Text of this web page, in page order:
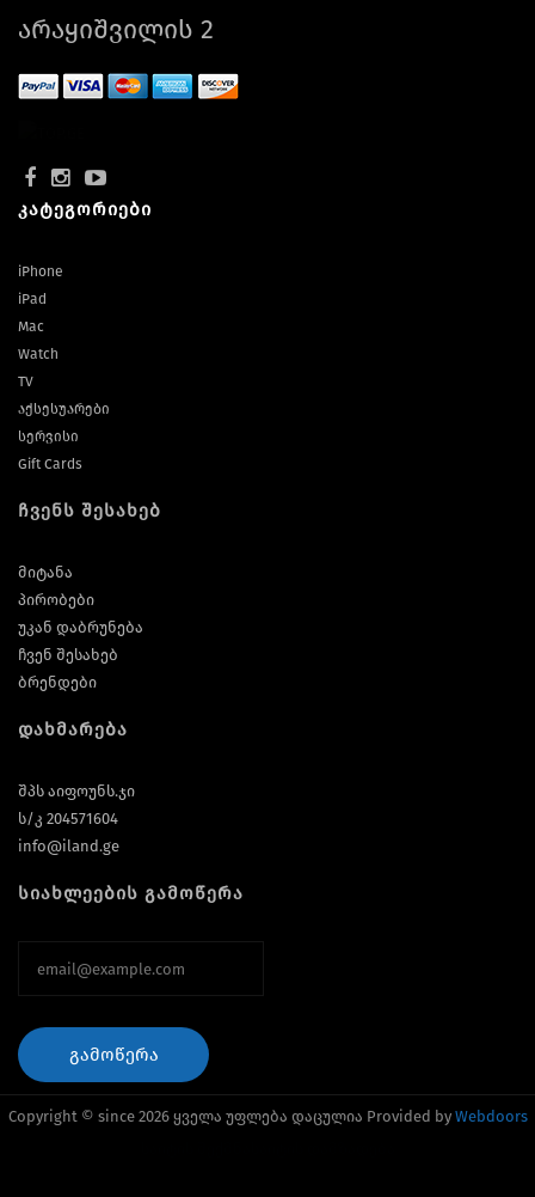
არაყიშვილის 2
კატეგორიები
iPhone
iPad
Mac
Watch
TV
აქსესუარები
სერვისი
Gift Cards
ჩვენს შესახებ
მიტანა
პირობები
უკან დაბრუნება
ჩვენ შესახებ
ბრენდები
დახმარება
შპს აიფოუნს.ჯი
ს/კ 204571604
info@iland.ge
სიახლეების გამოწერა
ᲒᲐᲛᲝᲬᲔᲠᲐ
Copyright © since 2026 ყველა უფლება დაცულია Provided by Webdoors